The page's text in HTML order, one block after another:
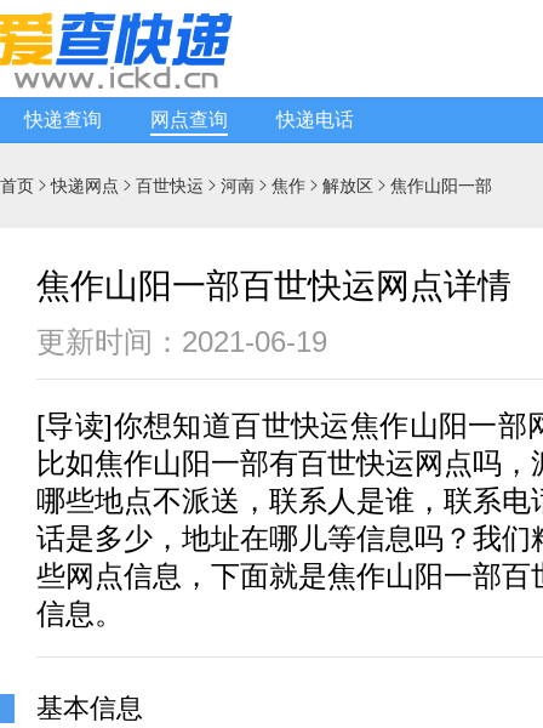
快递查询 网点查询 快递电话
首页 快递网点  百世快运  河南  焦作  解放区  焦作山阳一部
焦作山阳一部百世快运网点详情
更新时间：2021-06-19
[导读]你想知道百世快运焦作山阳一部
比如焦作山阳一部有百世快运网点吗，
哪些地点不派送，联系人是谁，联系电
话是多少，地址在哪儿等信息吗？我们
些网点信息，下面就是焦作山阳一部百
信息。
基本信息